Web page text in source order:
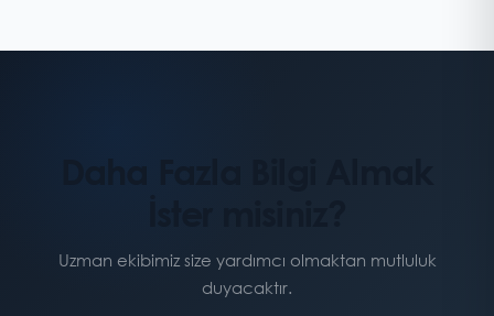
Uzman ekibimiz size yardımcı olmaktan mutluluk
duyacaktır.